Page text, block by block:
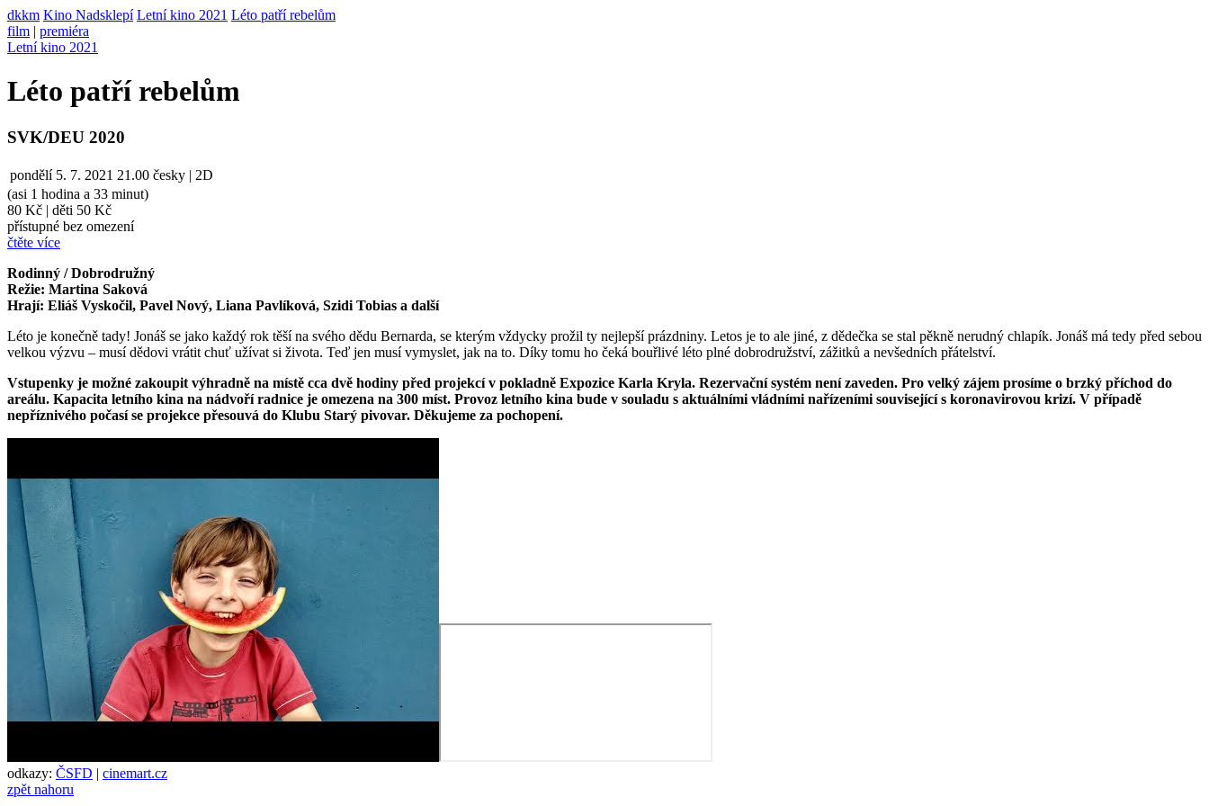
dkkm Kino Nadsklepí Letní kino 2021 Léto patří rebelům
film | premiéra
Letní kino 2021
Léto patří rebelům
SVK/DEU 2020
pondělí 5. 7. 2021 21.00 česky | 2D
(asi 1 hodina a 33 minut)
80 Kč | děti 50 Kč
přístupné bez omezení
čtěte více
Rodinný / Dobrodružný
Režie: Martina Saková
Hrají: Eliáš Vyskočil, Pavel Nový, Liana Pavlíková, Szidi Tobias a další
Léto je konečně tady! Jonáš se jako každý rok těší na svého dědu Bernarda, se kterým vždycky prožil ty nejlepší prázdniny. Letos je to ale jiné, z dědečka se stal pěkně nerudný chlapík. Jonáš má tedy před sebou
velkou výzvu – musí dědovi vrátit chuť užívat si života. Teď jen musí vymyslet, jak na to. Díky tomu ho čeká bouřlivé léto plné dobrodružství, zážitků a nevšedních přátelství.
Vstupenky je možné zakoupit výhradně na místě cca dvě hodiny před projekcí v pokladně Expozice Karla Kryla. Rezervační systém není zaveden. Pro velký zájem prosíme o brzký příchod do
areálu. Kapacita letního kina na nádvoří radnice je omezena na 300 míst. Provoz letního kina bude v souladu s aktuálními vládními nařízeními související s koronavirovou krizí. V případě
nepříznivého počasí se projekce přesouvá do Klubu Starý pivovar. Děkujeme za pochopení.
odkazy: ČSFD | cinemart.cz
zpět nahoru